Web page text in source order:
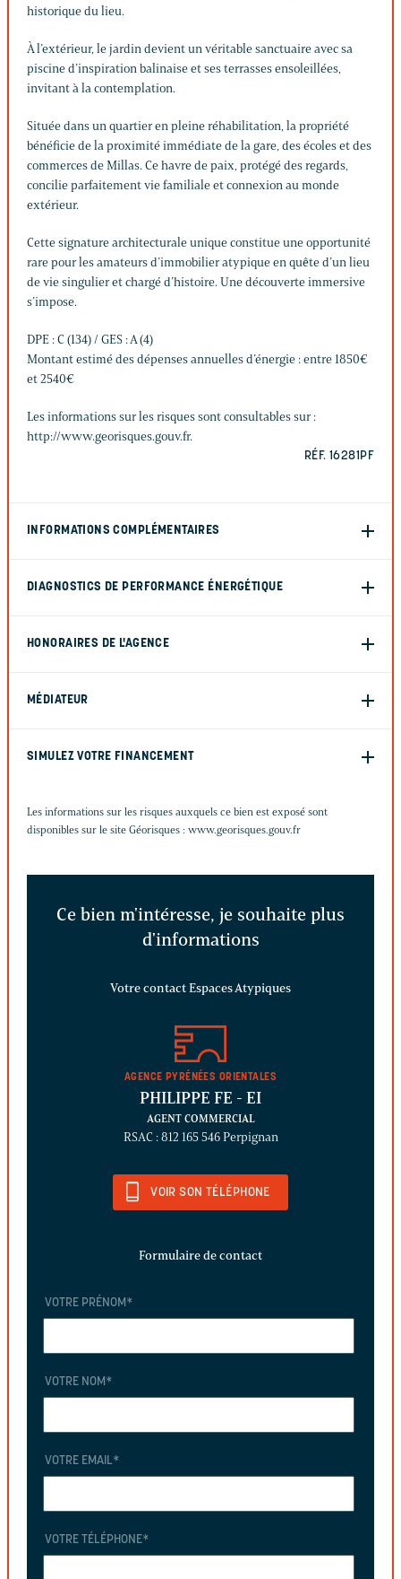
historique du lieu.
À l’extérieur, le jardin devient un véritable sanctuaire avec sa
piscine d’inspiration balinaise et ses terrasses ensoleillées,
invitant à la contemplation.
Située dans un quartier en pleine réhabilitation, la propriété
bénéficie de la proximité immédiate de la gare, des écoles et des
commerces de Millas. Ce havre de paix, protégé des regards,
concilie parfaitement vie familiale et connexion au monde
extérieur.
Cette signature architecturale unique constitue une opportunité
rare pour les amateurs d’immobilier atypique en quête d’un lieu
de vie singulier et chargé d’histoire. Une découverte immersive
s’impose.
DPE : C (134) / GES : A (4)
Montant estimé des dépenses annuelles d’énergie : entre 1850€
et 2540€
Les informations sur les risques sont consultables sur :
http://www.georisques.gouv.fr.
RÉF. 16281PF
INFORMATIONS COMPLÉMENTAIRES
DIAGNOSTICS DE PERFORMANCE ÉNERGÉTIQUE
HONORAIRES DE L'AGENCE
MÉDIATEUR
SIMULEZ VOTRE FINANCEMENT
Les informations sur les risques auxquels ce bien est exposé sont
disponibles sur le site Géorisques : www.georisques.gouv.fr
Ce bien m'intéresse, je souhaite plus
d'informations
Votre contact Espaces Atypiques
AGENCE PYRÉNÉES ORIENTALES
PHILIPPE FE - EI
AGENT COMMERCIAL
RSAC : 812 165 546 Perpignan
VOIR SON TÉLÉPHONE
Formulaire de contact
VOTRE PRÉNOM *
VOTRE NOM *
VOTRE EMAIL*
VOTRE TÉLÉPHONE*